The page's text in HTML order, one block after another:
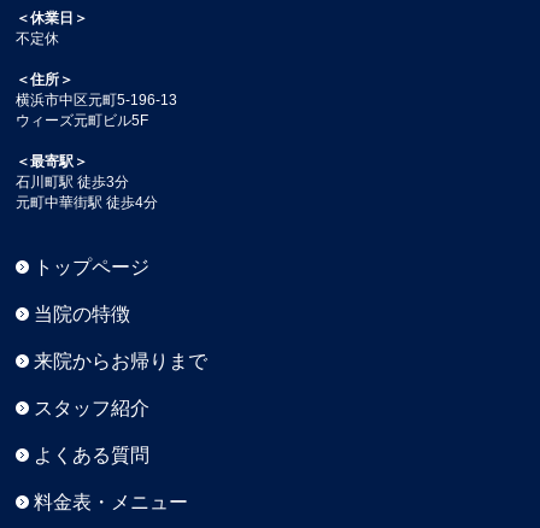
＜休業日＞
不定休
＜住所＞
横浜市中区元町5-196-13
ウィーズ元町ビル5F
＜最寄駅＞
石川町駅 徒歩3分
元町中華街駅 徒歩4分
トップページ
当院の特徴
来院からお帰りまで
スタッフ紹介
よくある質問
料金表・メニュー